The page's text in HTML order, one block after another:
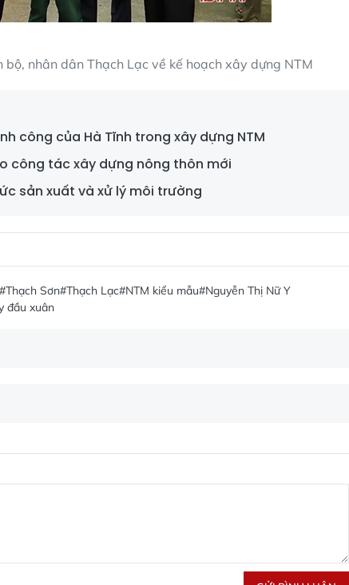
nhân dân Thạch Lạc về kế hoạch xây dựng NTM
công của Hà Tĩnh trong xây dựng NTM
công tác xây dựng nông thôn mới
sản xuất và xử lý môi trường
#Thạch Sơn#Thạch Lạc#NTM kiểu mẫu#Nguyễn Thị Nữ Y
đầu xuân